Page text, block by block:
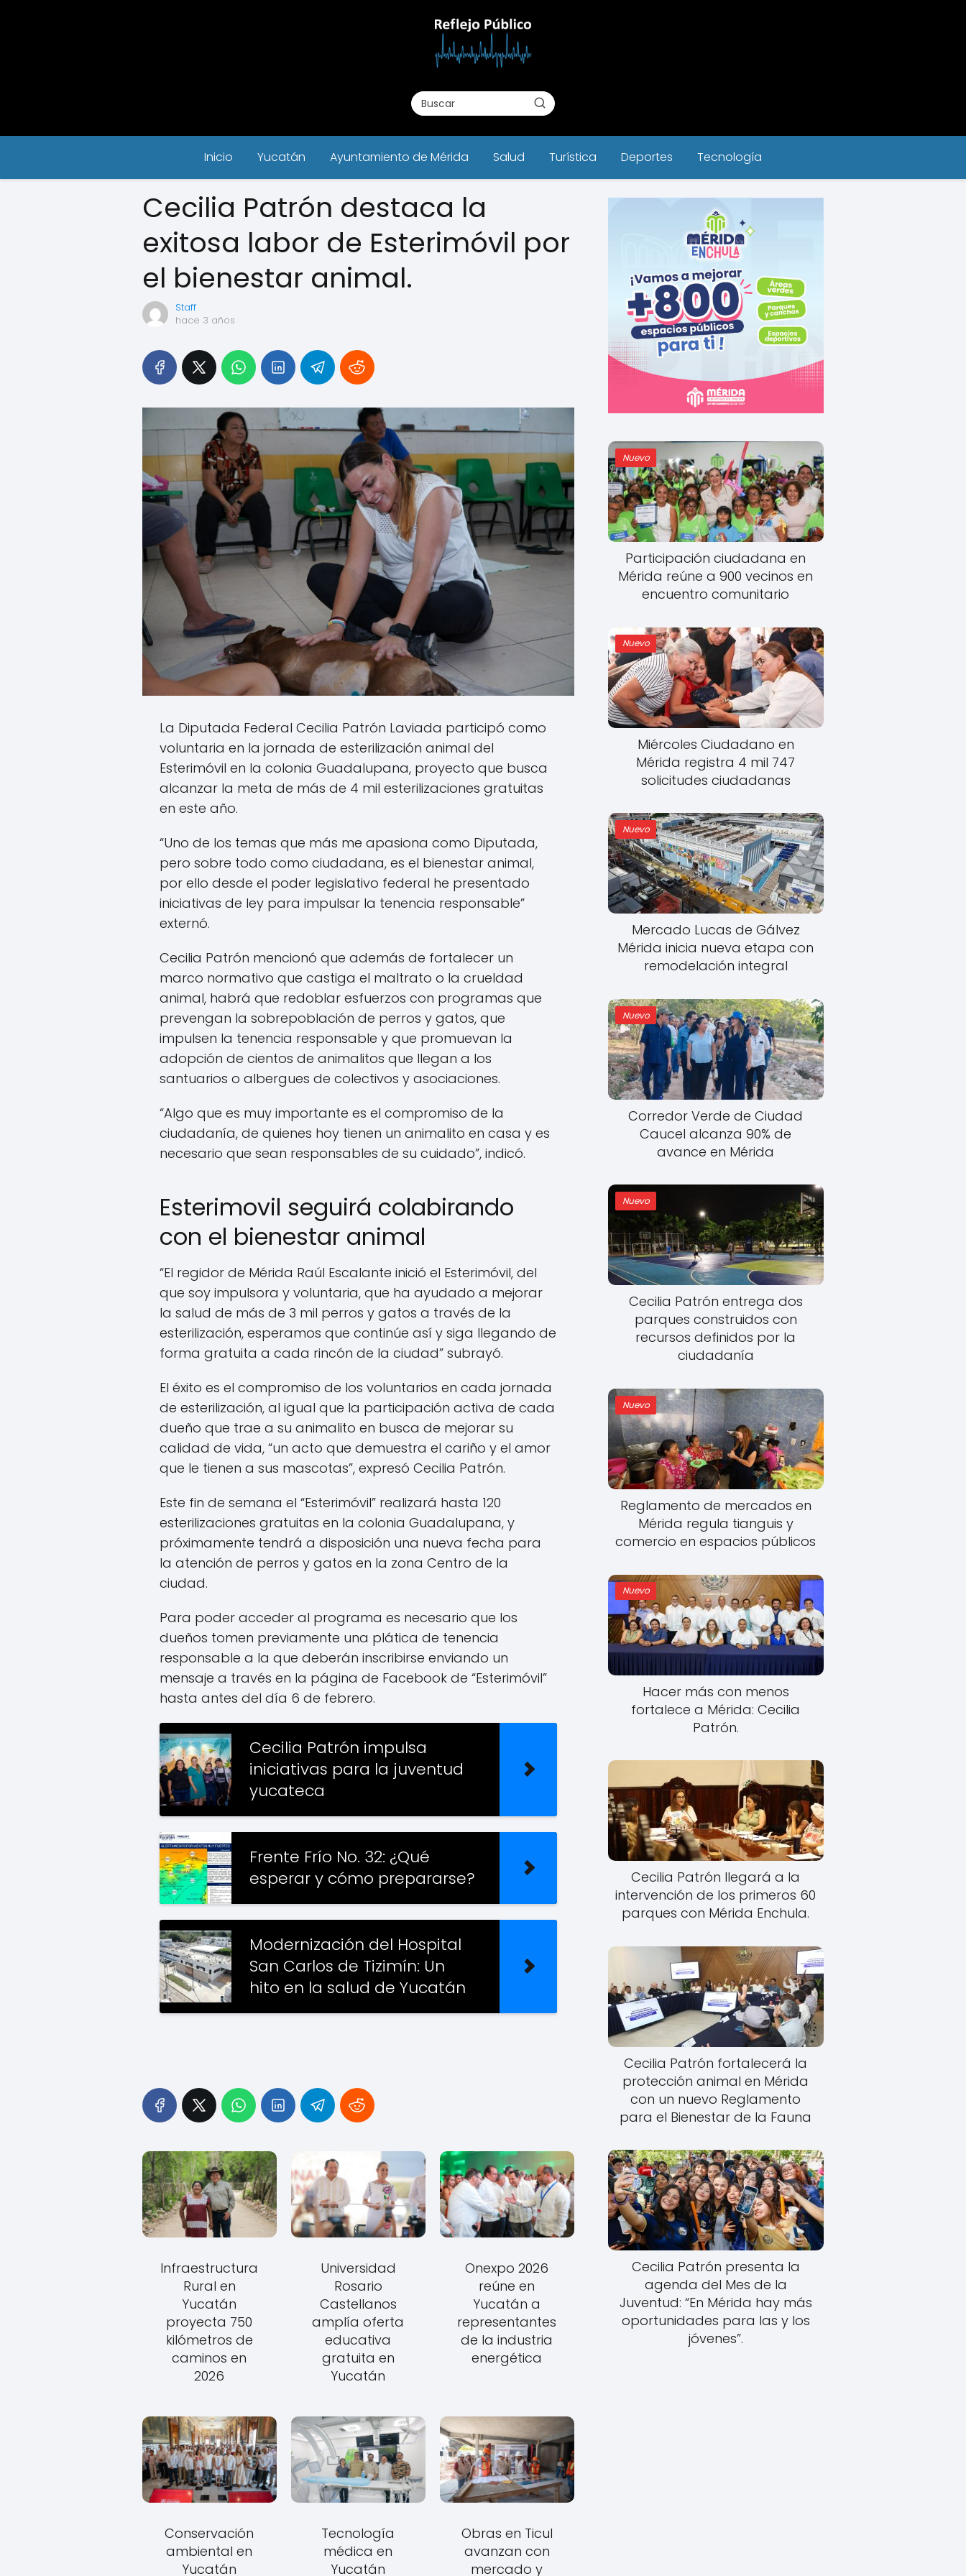
Inicio Yucatán Ayuntamiento de Mérida Salud Turística Deportes Tecnología
Cecilia Patrón destaca la
exitosa labor de Esterimóvil por
el bienestar animal.
Staff
hace 3 años
La Diputada Federal Cecilia Patrón Laviada participó como
voluntaria en la jornada de esterilización animal del
Esterimóvil en la colonia Guadalupana, proyecto que busca
alcanzar la meta de más de 4 mil esterilizaciones gratuitas
en este año.
“Uno de los temas que más me apasiona como Diputada,
pero sobre todo como ciudadana, es el bienestar animal,
por ello desde el poder legislativo federal he presentado
iniciativas de ley para impulsar la tenencia responsable”
externó.
Cecilia Patrón mencionó que además de fortalecer un
marco normativo que castiga el maltrato o la crueldad
animal, habrá que redoblar esfuerzos con programas que
prevengan la sobrepoblación de perros y gatos, que
impulsen la tenencia responsable y que promuevan la
adopción de cientos de animalitos que llegan a los
santuarios o albergues de colectivos y asociaciones.
“Algo que es muy importante es el compromiso de la
ciudadanía, de quienes hoy tienen un animalito en casa y es
necesario que sean responsables de su cuidado”, indicó.
Esterimovil seguirá colabirando
con el bienestar animal
“El regidor de Mérida Raúl Escalante inició el Esterimóvil, del
que soy impulsora y voluntaria, que ha ayudado a mejorar
la salud de más de 3 mil perros y gatos a través de la
esterilización, esperamos que continúe así y siga llegando de
forma gratuita a cada rincón de la ciudad” subrayó.
El éxito es el compromiso de los voluntarios en cada jornada
de esterilización, al igual que la participación activa de cada
dueño que trae a su animalito en busca de mejorar su
calidad de vida, “un acto que demuestra el cariño y el amor
que le tienen a sus mascotas”, expresó Cecilia Patrón.
Este fin de semana el “Esterimóvil” realizará hasta 120
esterilizaciones gratuitas en la colonia Guadalupana, y
próximamente tendrá a disposición una nueva fecha para
la atención de perros y gatos en la zona Centro de la
ciudad.
Para poder acceder al programa es necesario que los
dueños tomen previamente una plática de tenencia
responsable a la que deberán inscribirse enviando un
mensaje a través en la página de Facebook de “Esterimóvil”
hasta antes del día 6 de febrero.
Cecilia Patrón impulsa
iniciativas para la juventud
yucateca
Frente Frío No. 32: ¿Qué
esperar y cómo prepararse?
Modernización del Hospital
San Carlos de Tizimín: Un
hito en la salud de Yucatán
Infraestructura
Rural en
Yucatán
proyecta 750
kilómetros de
caminos en
2026
Universidad
Rosario
Castellanos
amplía oferta
educativa
gratuita en
Yucatán
Onexpo 2026
reúne en
Yucatán a
representantes
de la industria
energética
Conservación
ambiental en
Yucatán
Tecnología
médica en
Yucatán
Obras en Ticul
avanzan con
mercado y
Nuevo
Participación ciudadana en
Mérida reúne a 900 vecinos en
encuentro comunitario
Nuevo
Miércoles Ciudadano en
Mérida registra 4 mil 747
solicitudes ciudadanas
Nuevo
Mercado Lucas de Gálvez
Mérida inicia nueva etapa con
remodelación integral
Nuevo
Corredor Verde de Ciudad
Caucel alcanza 90% de
avance en Mérida
Nuevo
Cecilia Patrón entrega dos
parques construidos con
recursos definidos por la
ciudadanía
Nuevo
Reglamento de mercados en
Mérida regula tianguis y
comercio en espacios públicos
Nuevo
Hacer más con menos
fortalece a Mérida: Cecilia
Patrón.
Cecilia Patrón llegará a la
intervención de los primeros 60
parques con Mérida Enchula.
Cecilia Patrón fortalecerá la
protección animal en Mérida
con un nuevo Reglamento
para el Bienestar de la Fauna
Cecilia Patrón presenta la
agenda del Mes de la
Juventud: “En Mérida hay más
oportunidades para las y los
jóvenes”.